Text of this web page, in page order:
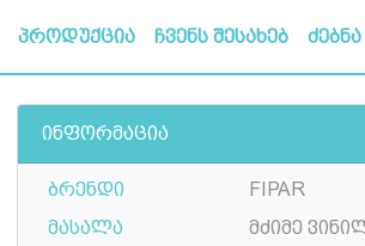
პროდუქცია ჩვენს შესახებ ძებნა
ინფორმაცია
ბრენდი
FIPAR
მასალა
მძიმე